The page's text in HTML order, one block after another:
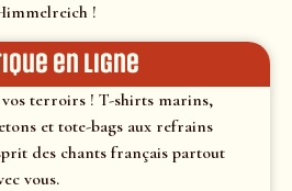
!
en ligne
terroirs ! T-shirts marins,
et tote-bags aux refrains
des chants français partout
vous.